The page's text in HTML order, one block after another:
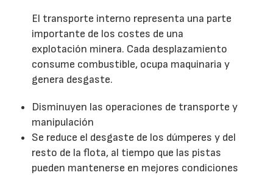
El transporte interno representa una parte
importante de los costes de una
explotación minera. Cada desplazamiento
consume combustible, ocupa maquinaria y
genera desgaste.
Disminuyen las operaciones de transporte y
manipulación
Se reduce el desgaste de los dúmperes y del
resto de la flota, al tiempo que las pistas
pueden mantenerse en mejores condiciones